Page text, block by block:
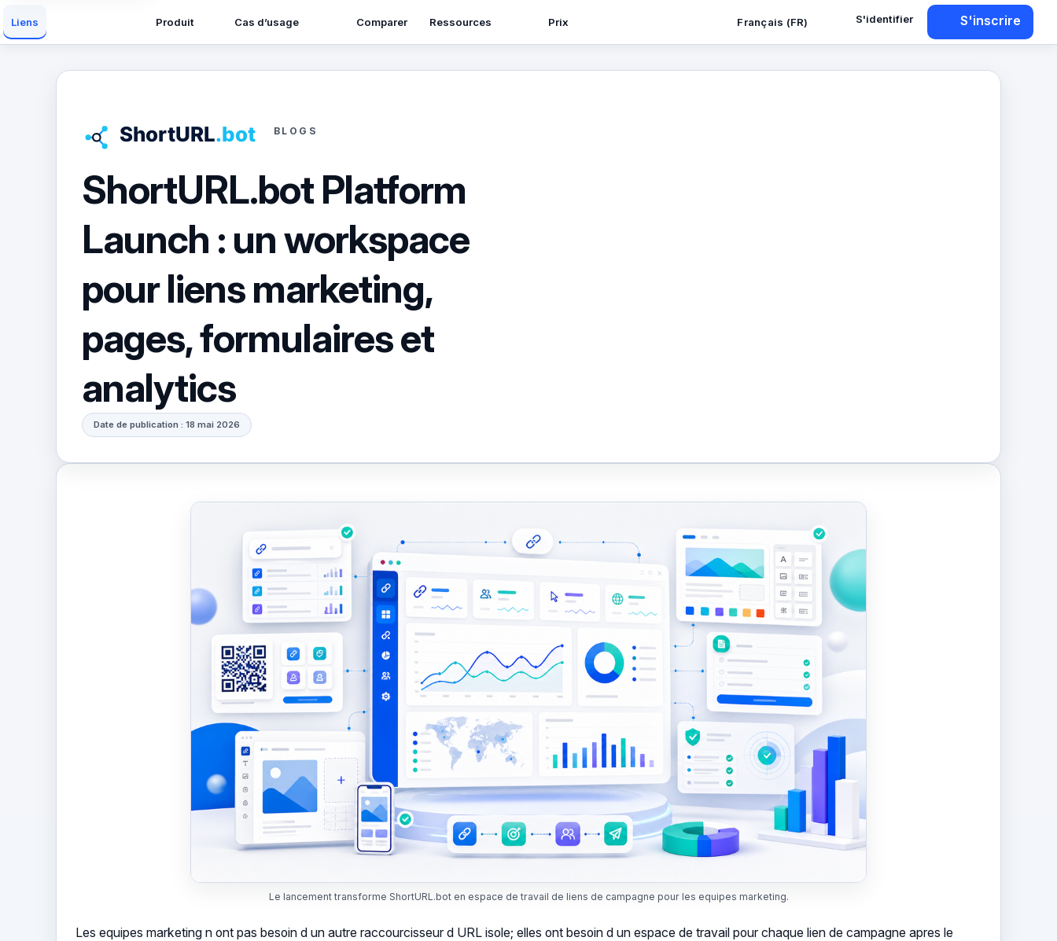
Liens Produit Cas d’usage Comparer Ressources Prix Français (FR) S'identifier S'inscrire
BLOGS
ShortURL.bot Platform
Launch : un workspace
pour liens marketing,
pages, formulaires et
analytics
Date de publication : 18 mai 2026
Le lancement transforme ShortURL.bot en espace de travail de liens de campagne pour les equipes marketing.
Les equipes marketing n ont pas besoin d un autre raccourcisseur d URL isole; elles ont besoin d un espace de travail pour chaque lien de campagne apres le